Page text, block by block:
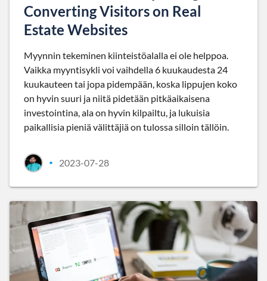
Converting Visitors on Real
Estate Websites
Myynnin tekeminen kiinteistöalalla ei ole helppoa.
Vaikka myyntisykli voi vaihdella 6 kuukaudesta 24
kuukauteen tai jopa pidempään, koska lippujen koko
on hyvin suuri ja niitä pidetään pitkäaikaisena
investointina, ala on hyvin kilpailtu, ja lukuisia
paikallisia pieniä välittäjiä on tulossa silloin tällöin.
• 2023-07-28